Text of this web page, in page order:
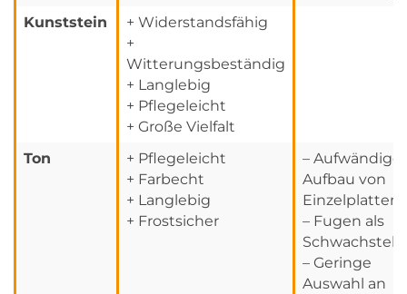
Kunststein
+ Widerstandsfähig
+
Witterungsbeständig
+ Langlebig
+ Pflegeleicht
+ Große Vielfalt
Ton
+ Pflegeleicht
+ Farbecht
+ Langlebig
+ Frostsicher
– Aufwändiger
Aufbau von
Einzelplatten
– Fugen als
Schwachstelle
– Geringe
Auswahl an